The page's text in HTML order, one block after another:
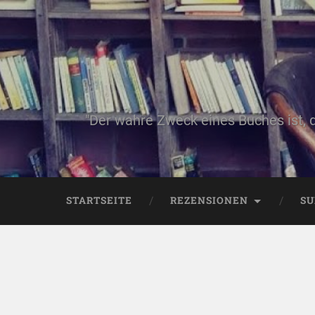
"Der wahre Zweck eines Buches ist,
STARTSEITE REZENSIONEN